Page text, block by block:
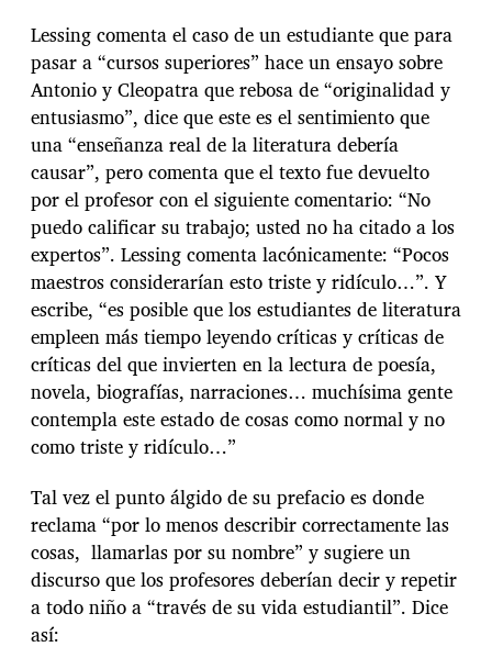
Lessing comenta el caso de un estudiante que para
pasar a “cursos superiores” hace un ensayo sobre
Antonio y Cleopatra que rebosa de “originalidad y
entusiasmo”, dice que este es el sentimiento que
una “enseñanza real de la literatura debería
causar”, pero comenta que el texto fue devuelto
por el profesor con el siguiente comentario: “No
puedo calificar su trabajo; usted no ha citado a los
expertos”. Lessing comenta lacónicamente: “Pocos
maestros considerarían esto triste y ridículo…”. Y
escribe, “es posible que los estudiantes de literatura
empleen más tiempo leyendo críticas y críticas de
críticas del que invierten en la lectura de poesía,
novela, biografías, narraciones… muchísima gente
contempla este estado de cosas como normal y no
como triste y ridículo…”
Tal vez el punto álgido de su prefacio es donde
reclama “por lo menos describir correctamente las
cosas, llamarlas por su nombre” y sugiere un
discurso que los profesores deberían decir y repetir
a todo niño a “través de su vida estudiantil”. Dice
así: